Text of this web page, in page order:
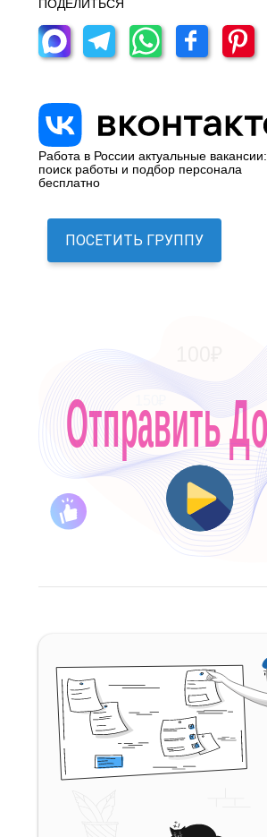
ПОДЕЛИТЬСЯ
Работа в России актуальные вакансии:
поиск работы и подбор персонала
бесплатно
ПОСЕТИТЬ ГРУППУ